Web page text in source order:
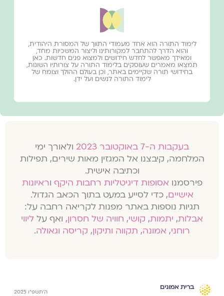
לימוד התורה הוא אחד מעמודי התווך של המסורת היהודית,
והוא הדרך להתחבר למקורותינו וליצור המשכיות מחד,
ומאידך מאפשר לחדש חידושים ולמצוא פנים חדשות. כאן
תמצאו מאמרים שעוסקים בלימוד התורה על צורותיו השונות,
בחידושי תורה שקיימים באתר, וכן בעולם ההולך וצומח של
לימוד התורה לנשים ועל ידן.
בעקבות ה-7 באוקטובר 2023
ולאורך ימי
המלחמה, קיבצנו אל המגזין מאות שירים, תפילות
וכתיבה אישית.
פירסמנו אסופות דיגיטליות רחבות היקףוראיונות
אישיים, כדי לסייע במעט בתוך הכאב הגדול.
תגיות נוספות באתר מפנות לקריאה רחבה על:
אבלות, יתמות, קושי, חוויה של חסרון, ואף על ליווי
רוחני, אמונה, תקווה ותיקון, קריסה וגאולה.
ברית אמונים
ה׳תשפ״ו 2025